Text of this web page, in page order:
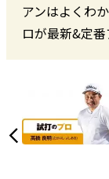
アンはよくわ
ロが最新&定番